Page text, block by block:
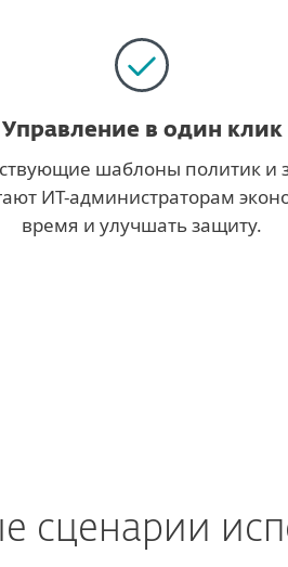
Управление в один клик
шаблоны политик и
ИТ-администраторам
время и улучшать защиту.
сценарии